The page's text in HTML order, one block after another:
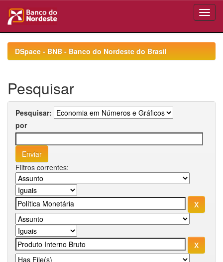
navigationDSpace - BNB - Banco do Nordeste do Brasil
Pesquisar
Pesquisar:
por
Filtros correntes: